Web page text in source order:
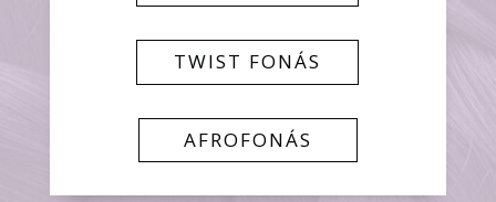
TWIST FONÁS
AFROFONÁS